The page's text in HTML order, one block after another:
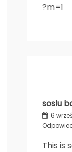
?m=1
soslu
6
This is